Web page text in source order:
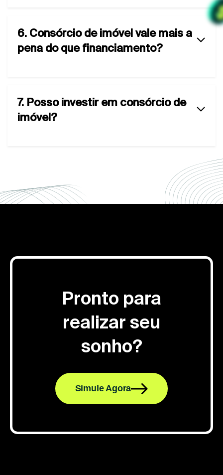
6. Consórcio de imóvel vale mais a
pena do que financiamento?
7. Posso investir em consórcio de
imóvel?
Pronto para
realizar seu
sonho?
Simule Agora